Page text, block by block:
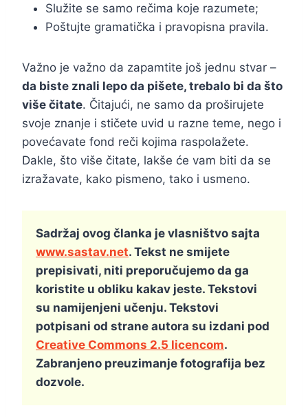
Služite se samo rečima koje razumete;
Poštujte gramatička i pravopisna pravila.
Važno je važno da zapamtite još jednu stvar –
da biste znali lepo da pišete, trebalo bi da što
više čitate. Čitajući, ne samo da proširujete
svoje znanje i stičete uvid u razne teme, nego i
povećavate fond reči kojima raspolažete.
Dakle, što više čitate, lakše će vam biti da se
izražavate, kako pismeno, tako i usmeno.
Sadržaj ovog članka je vlasništvo sajta
www.sastav.net. Tekst ne smijete
prepisivati, niti preporučujemo da ga
koristite u obliku kakav jeste. Tekstovi
su namijenjeni učenju. Tekstovi
potpisani od strane autora su izdani pod
Creative Commons 2.5 licencom.
Zabranjeno preuzimanje fotografija bez
dozvole.